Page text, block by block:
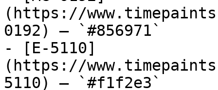
(https://
0192) — `#856971`
- [E-5110]
(https://
5110) — `#f1f2e3`